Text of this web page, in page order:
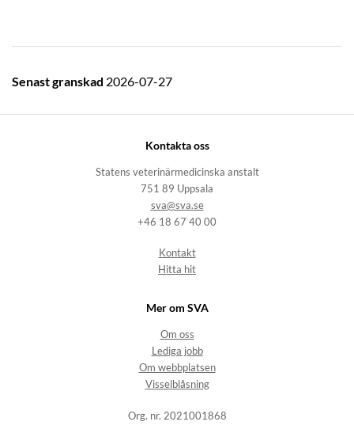
Senast granskad 2026-07-27
Kontakta oss
Statens veterinärmedicinska anstalt
751 89 Uppsala
sva@sva.se
+46 18 67 40 00
Kontakt
Hitta hit
Mer om SVA
Om oss
Lediga jobb
Om webbplatsen
Visselblåsning
Org. nr. 2021001868